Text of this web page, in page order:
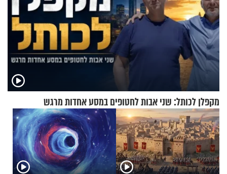
מקפלן לכותל: שני אבות לחטופים במסע אחדות מרגש